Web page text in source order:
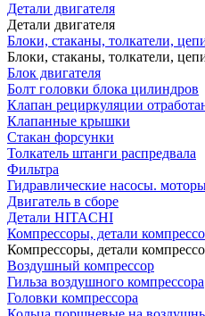
Детали двигателя
Детали двигателя
Блоки, стаканы, толкатели,
Блоки, стаканы, толкатели,
Блок двигателя
Болт головки блока цилиндров
Клапан рециркуляции
Клапанные крышки
Стакан форсунки
Толкатель штанги распредвала
Фильтра
Гидравлические насосы.
Двигатель в сборе
Детали HITACHI
Компрессоры, детали
Компрессоры, детали
Воздушный компрессор
Гильза воздушного компрессора
Головки компрессора